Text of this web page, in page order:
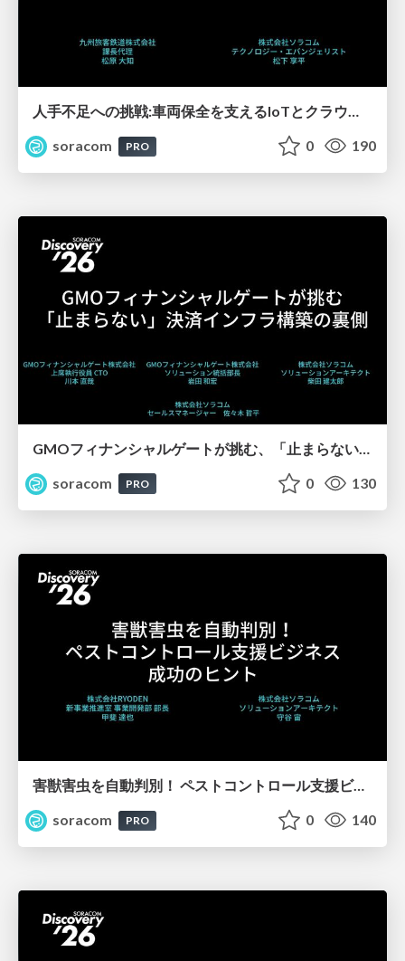
人手不足への挑戦:車両保全を支えるIoTとクラウド内製化の道【SORACOM Discovery 2026】
soracom
PRO 0 190
soracom
PRO 0 130
害獣害虫を自動判別！ ペストコントロール支援ビジネス成功のヒント【SORACOM Discovery 2026】
soracom
PRO 0 140